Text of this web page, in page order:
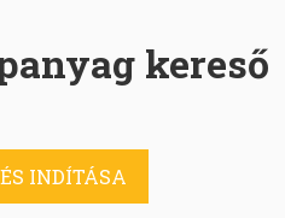
kereső
INDÍTÁSA